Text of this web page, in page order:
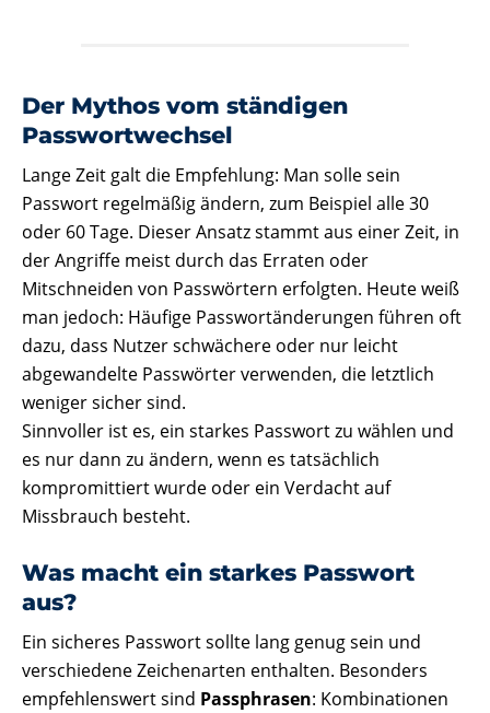
Der Mythos vom ständigen
Passwortwechsel
Lange Zeit galt die Empfehlung: Man solle sein
Passwort regelmäßig ändern, zum Beispiel alle 30
oder 60 Tage. Dieser Ansatz stammt aus einer Zeit, in
der Angriffe meist durch das Erraten oder
Mitschneiden von Passwörtern erfolgten. Heute weiß
man jedoch: Häufige Passwortänderungen führen oft
dazu, dass Nutzer schwächere oder nur leicht
abgewandelte Passwörter verwenden, die letztlich
weniger sicher sind.
Sinnvoller ist es, ein starkes Passwort zu wählen und
es nur dann zu ändern, wenn es tatsächlich
kompromittiert wurde oder ein Verdacht auf
Missbrauch besteht.
Was macht ein starkes Passwort
aus?
Ein sicheres Passwort sollte lang genug sein und
verschiedene Zeichenarten enthalten. Besonders
empfehlenswert sind Passphrasen: Kombinationen